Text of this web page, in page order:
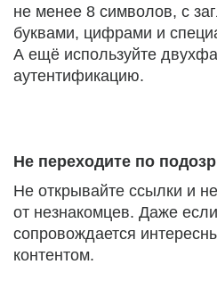
не менее 8 символов, с
буквами, цифрами и
А ещё используйте
аутентификацию.
Не переходите по
Не открывайте ссылки и
от незнакомцев. Даже
сопровождается
контентом.